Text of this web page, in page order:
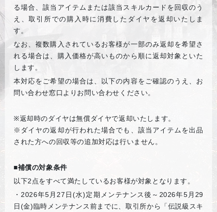
る場合、該当アイテムまたは該当スキルカードを回収のう
え、取引所での購入時に消費したダイヤを返却いたしま
す。
なお、複数購入されているお客様が一部のみ返却を希望さ
れる場合は、購入価格が高いものから順に返却対象といた
します。
本対応をご希望の場合は、以下の内容をご確認のうえ、お
問い合わせ窓口よりお問い合わせください。
※返却時のダイヤは無償ダイヤで返却いたします。
※ダイヤの返却が行われた場合でも、該当アイテムを出品
された方への回収等の追加対応は行いません。
■補償の対象条件
以下2点をすべて満たしているお客様が対象となります。
・2026年5月27日(水)定期メンテナンス後～2026年5月29
日(金)臨時メンテナンス前までに、取引所から「伝説級スキ